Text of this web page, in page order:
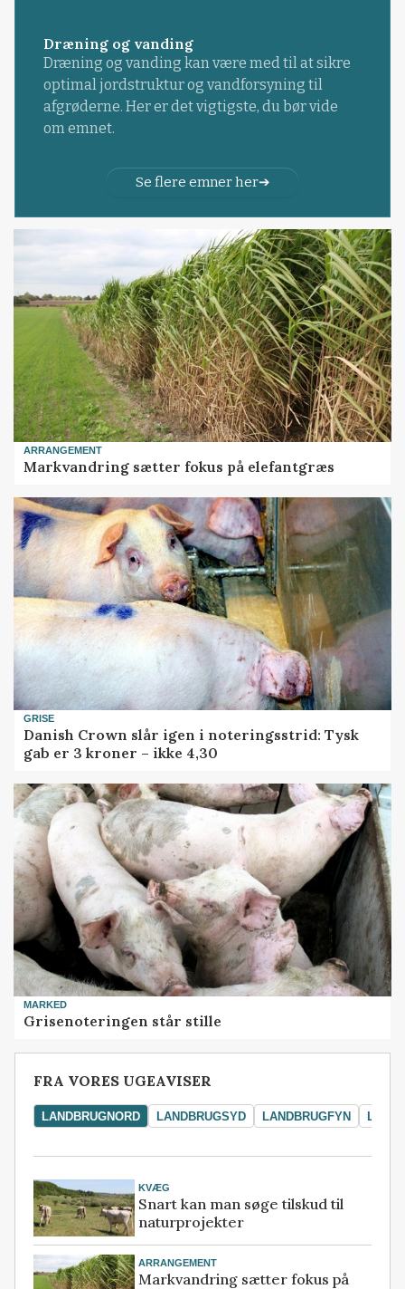
Dræning og vanding
Dræning og vanding kan være med til at sikre
optimal jordstruktur og vandforsyning til
afgrøderne. Her er det vigtigste, du bør vide
om emnet.
Se flere emner her
ARRANGEMENT
Markvandring sætter fokus på elefantgræs
GRISE
Danish Crown slår igen i noteringsstrid: Tysk
gab er 3 kroner – ikke 4,30
MARKED
Grisenoteringen står stille
FRA VORES UGEAVISER
LANDBRUGNORD LANDBRUGSYD LANDBRUGFYN
KVÆG
Snart kan man søge tilskud til
naturprojekter
ARRANGEMENT
Markvandring sætter fokus på